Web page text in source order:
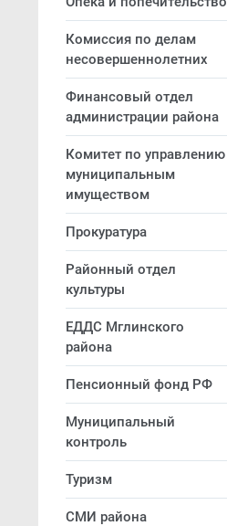
Комиссия по делам
несовершеннолетних
Финансовый отдел
администрации района
Комитет по управлению
муниципальным
имуществом
Прокуратура
Районный отдел
культуры
ЕДДС Мглинского
района
Пенсионный фонд РФ
Муниципальный
контроль
Туризм
СМИ района